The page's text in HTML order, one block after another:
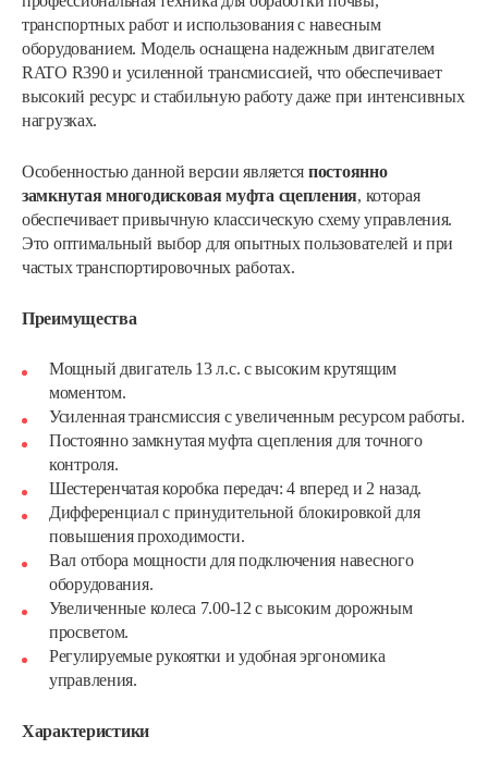
транспортных работ и использования с навесным
оборудованием. Модель оснащена надежным двигателем
RATO R390 и усиленной трансмиссией, что обеспечивает
высокий ресурс и стабильную работу даже при интенсивных
нагрузках.
Особенностью данной версии является постоянно
замкнутая многодисковая муфта сцепления, которая
обеспечивает привычную классическую схему управления.
Это оптимальный выбор для опытных пользователей и при
частых транспортировочных работах.
Преимущества
Мощный двигатель 13 л.с. с высоким крутящим
моментом.
Усиленная трансмиссия с увеличенным ресурсом работы.
Постоянно замкнутая муфта сцепления для точного
контроля.
Шестеренчатая коробка передач: 4 вперед и 2 назад.
Дифференциал с принудительной блокировкой для
повышения проходимости.
Вал отбора мощности для подключения навесного
оборудования.
Увеличенные колеса 7.00-12 с высоким дорожным
просветом.
Регулируемые рукоятки и удобная эргономика
управления.
Характеристики